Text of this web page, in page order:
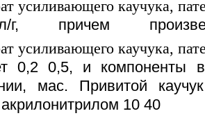
причем
0,2 0,5, и компоненты
мас. Привитой
10 40